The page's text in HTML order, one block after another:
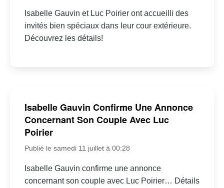
Isabelle Gauvin et Luc Poirier ont accueilli des
invités bien spéciaux dans leur cour extérieure.
Découvrez les détails!
Isabelle Gauvin Confirme Une Annonce
Concernant Son Couple Avec Luc
Poirier
Publié le samedi 11 juillet à 00:28
Isabelle Gauvin confirme une annonce
concernant son couple avec Luc Poirier… Détails